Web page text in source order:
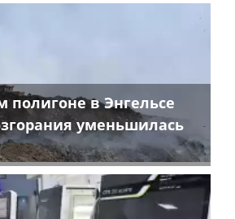
полигоне в Энгельсе
уменьшилась